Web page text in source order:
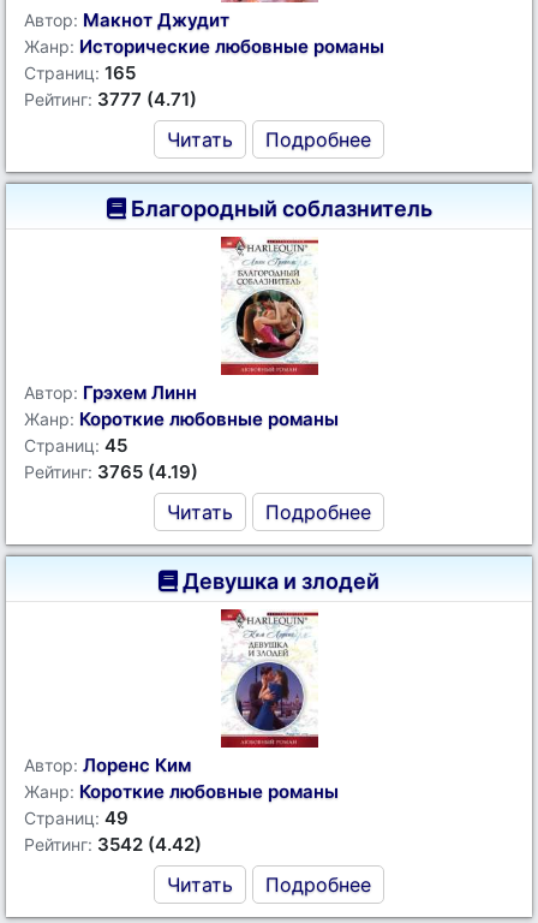
Автор: Макнот Джудит
Жанр: Исторические любовные романы
Страниц: 165
Рейтинг: 3777 (4.71)
Читать Подробнее
Благородный соблазнитель
Автор: Грэхем Линн
Жанр: Короткие любовные романы
Страниц: 45
Рейтинг: 3765 (4.19)
Читать Подробнее
Девушка и злодей
Автор: Лоренс Ким
Жанр: Короткие любовные романы
Страниц: 49
Рейтинг: 3542 (4.42)
Читать Подробнее